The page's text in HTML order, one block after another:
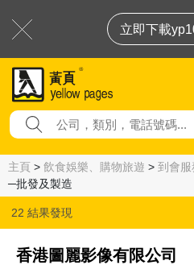
立即下載
主頁 > 飲食娛樂、購物旅遊 > 到會
─批發及製造
22 結果發現
攝影器材及用品─批發及製造
香港圖麗影像有限公司